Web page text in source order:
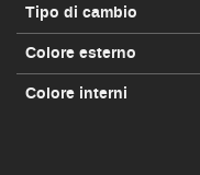
Tipo di cambio
Colore esterno
Colore interni